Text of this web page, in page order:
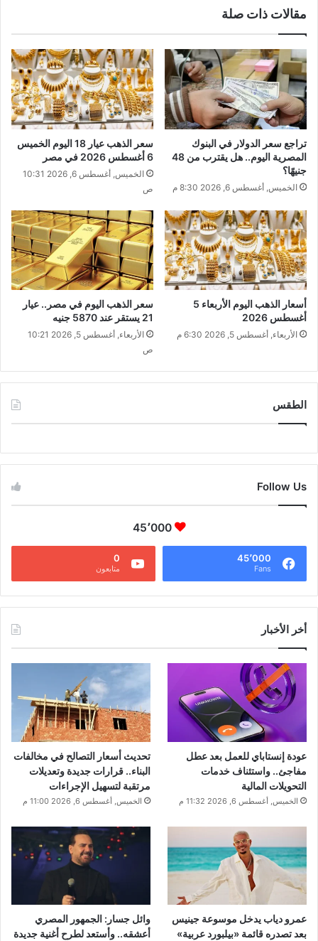
مقالات ذات صلة
تراجع سعر الدولار في البنوك
المصرية اليوم.. هل يقترب من 48
جنيهًا؟
الخميس, أغسطس 6, 2026 8:30 م
سعر الذهب عيار 18 اليوم الخميس
6 أغسطس 2026 في مصر
الخميس, أغسطس 6, 2026 10:31
ص
أسعار الذهب اليوم الأربعاء 5
أغسطس 2026
الأربعاء, أغسطس 5, 2026 6:30 م
سعر الذهب اليوم في مصر.. عيار
21 يستقر عند 5870 جنيه
الأربعاء, أغسطس 5, 2026 10:21
ص
الطقس
Follow Us
45٬000
45٬000
Fans
0
متابعون
أخر الأخبار
عودة إنستاباي للعمل بعد عطل
مفاجئ.. واستئناف خدمات
التحويلات المالية
الخميس, أغسطس 6, 2026 11:32 م
تحديث أسعار التصالح في مخالفات
البناء.. قرارات جديدة وتعديلات
مرتقبة لتسهيل الإجراءات
الخميس, أغسطس 6, 2026 11:00 م
عمرو دياب يدخل موسوعة جينيس
بعد تصدره قائمة «بيلبورد عربية»
وائل جسار: الجمهور المصري
أعشقه.. وأستعد لطرح أغنية جديدة